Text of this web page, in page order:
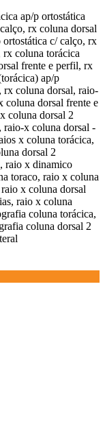
ap/p ortostática
rx coluna dorsal
c/ calço, rx
coluna torácica
frente e perfil, rx
ap/p
rx coluna dorsal, raio-
coluna dorsal frente e
coluna dorsal 2
raio-x coluna dorsal -
x coluna torácica,
dorsal 2
raio x dinamico
toraco, raio x coluna
x coluna dorsal
raio x coluna
coluna torácica,
coluna dorsal 2